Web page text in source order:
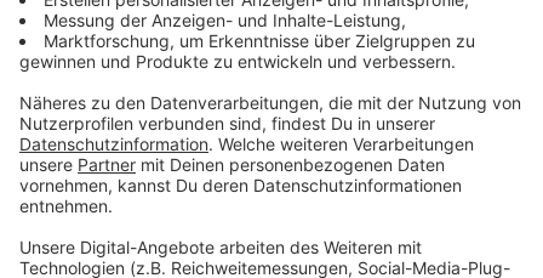
Anzeige
Weitere Infos und Links zum Thema:
Anzeige
Flughafen